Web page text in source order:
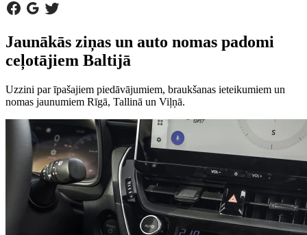
Jaunākās ziņas un auto nomas padomi
ceļotājiem Baltijā
Uzzini par īpašajiem piedāvājumiem, braukšanas ieteikumiem un
nomas jaunumiem Rīgā, Tallinā un Viļņā.